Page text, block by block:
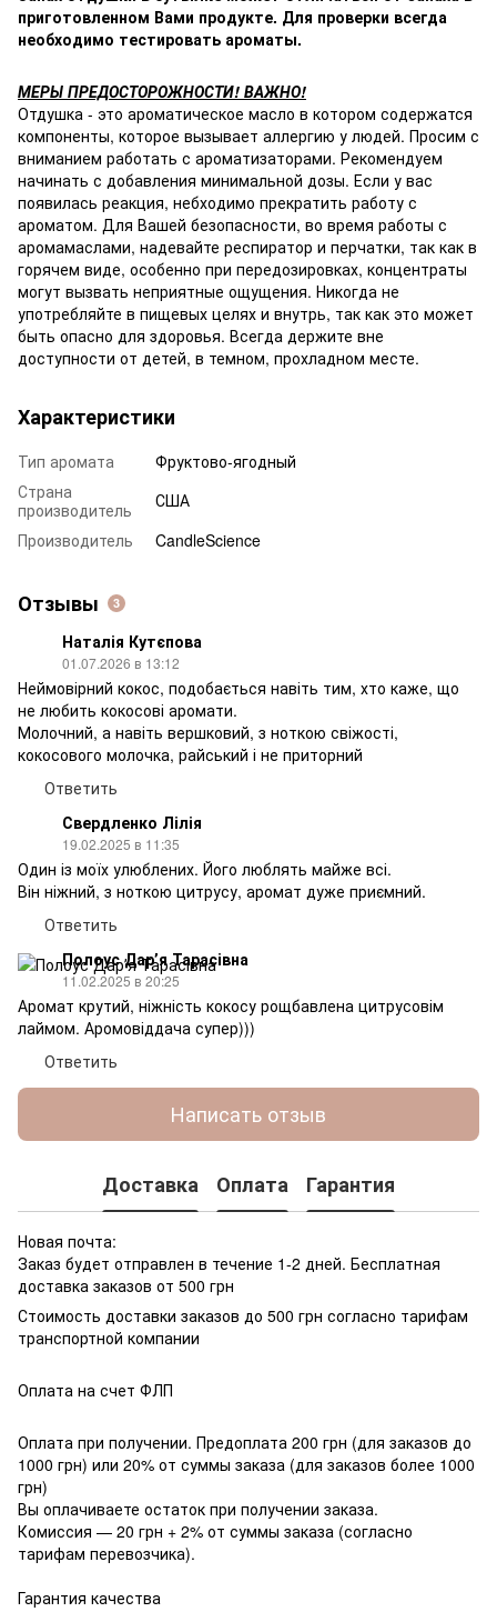
приготовленном Вами продукте. Для проверки всегда
необходимо тестировать ароматы.
МЕРЫ ПРЕДОСТОРОЖНОСТИ! ВАЖНО!
Отдушка - это ароматическое масло в котором содержатся
компоненты, которое вызывает аллергию у людей. Просим с
вниманием работать с ароматизаторами. Рекомендуем
начинать с добавления минимальной дозы. Если у вас
появилась реакция, небходимо прекратить работу с
ароматом. Для Вашей безопасности, во время работы с
аромамаслами, надевайте респиратор и перчатки, так как в
горячем виде, особенно при передозировках, концентраты
могут вызвать неприятные ощущения. Никогда не
употребляйте в пищевых целях и внутрь, так как это может
быть опасно для здоровья. Всегда держите вне
доступности от детей, в темном, прохладном месте.
Характеристики
Тип аромата
Фруктово-ягодный
Страна
производитель
США
Производитель
CandleScience
Отзывы 3
Наталія Кутєпова
01.07.2026 в 13:12
Неймовірний кокос, подобається навіть тим, хто каже, що
не любить кокосові аромати.
Молочний, а навіть вершковий, з ноткою свіжості,
кокосового молочка, райський і не приторний
Ответить
Свердленко Лілія
19.02.2025 в 11:35
Один із моїх улюблених. Його люблять майже всі.
Він ніжний, з ноткою цитрусу, аромат дуже приємний.
Ответить
Полоус Дарʼя Тарасівна
11.02.2025 в 20:25
Аромат крутий, ніжність кокосу рощбавлена цитрусовім
лаймом. Аромовіддача супер)))
Ответить
Написать отзыв
Доставка Оплата Гарантия
Новая почта:
Заказ будет отправлен в течение 1-2 дней. Бесплатная
доставка заказов от 500 грн
Стоимость доставки заказов до 500 грн согласно тарифам
транспортной компании
Оплата на счет ФЛП
Оплата при получении. Предоплата 200 грн (для заказов до
1000 грн) или 20% от суммы заказа (для заказов более 1000
грн)
Вы оплачиваете остаток при получении заказа.
Комиссия — 20 грн + 2% от суммы заказа (согласно
тарифам перевозчика).
Гарантия качества